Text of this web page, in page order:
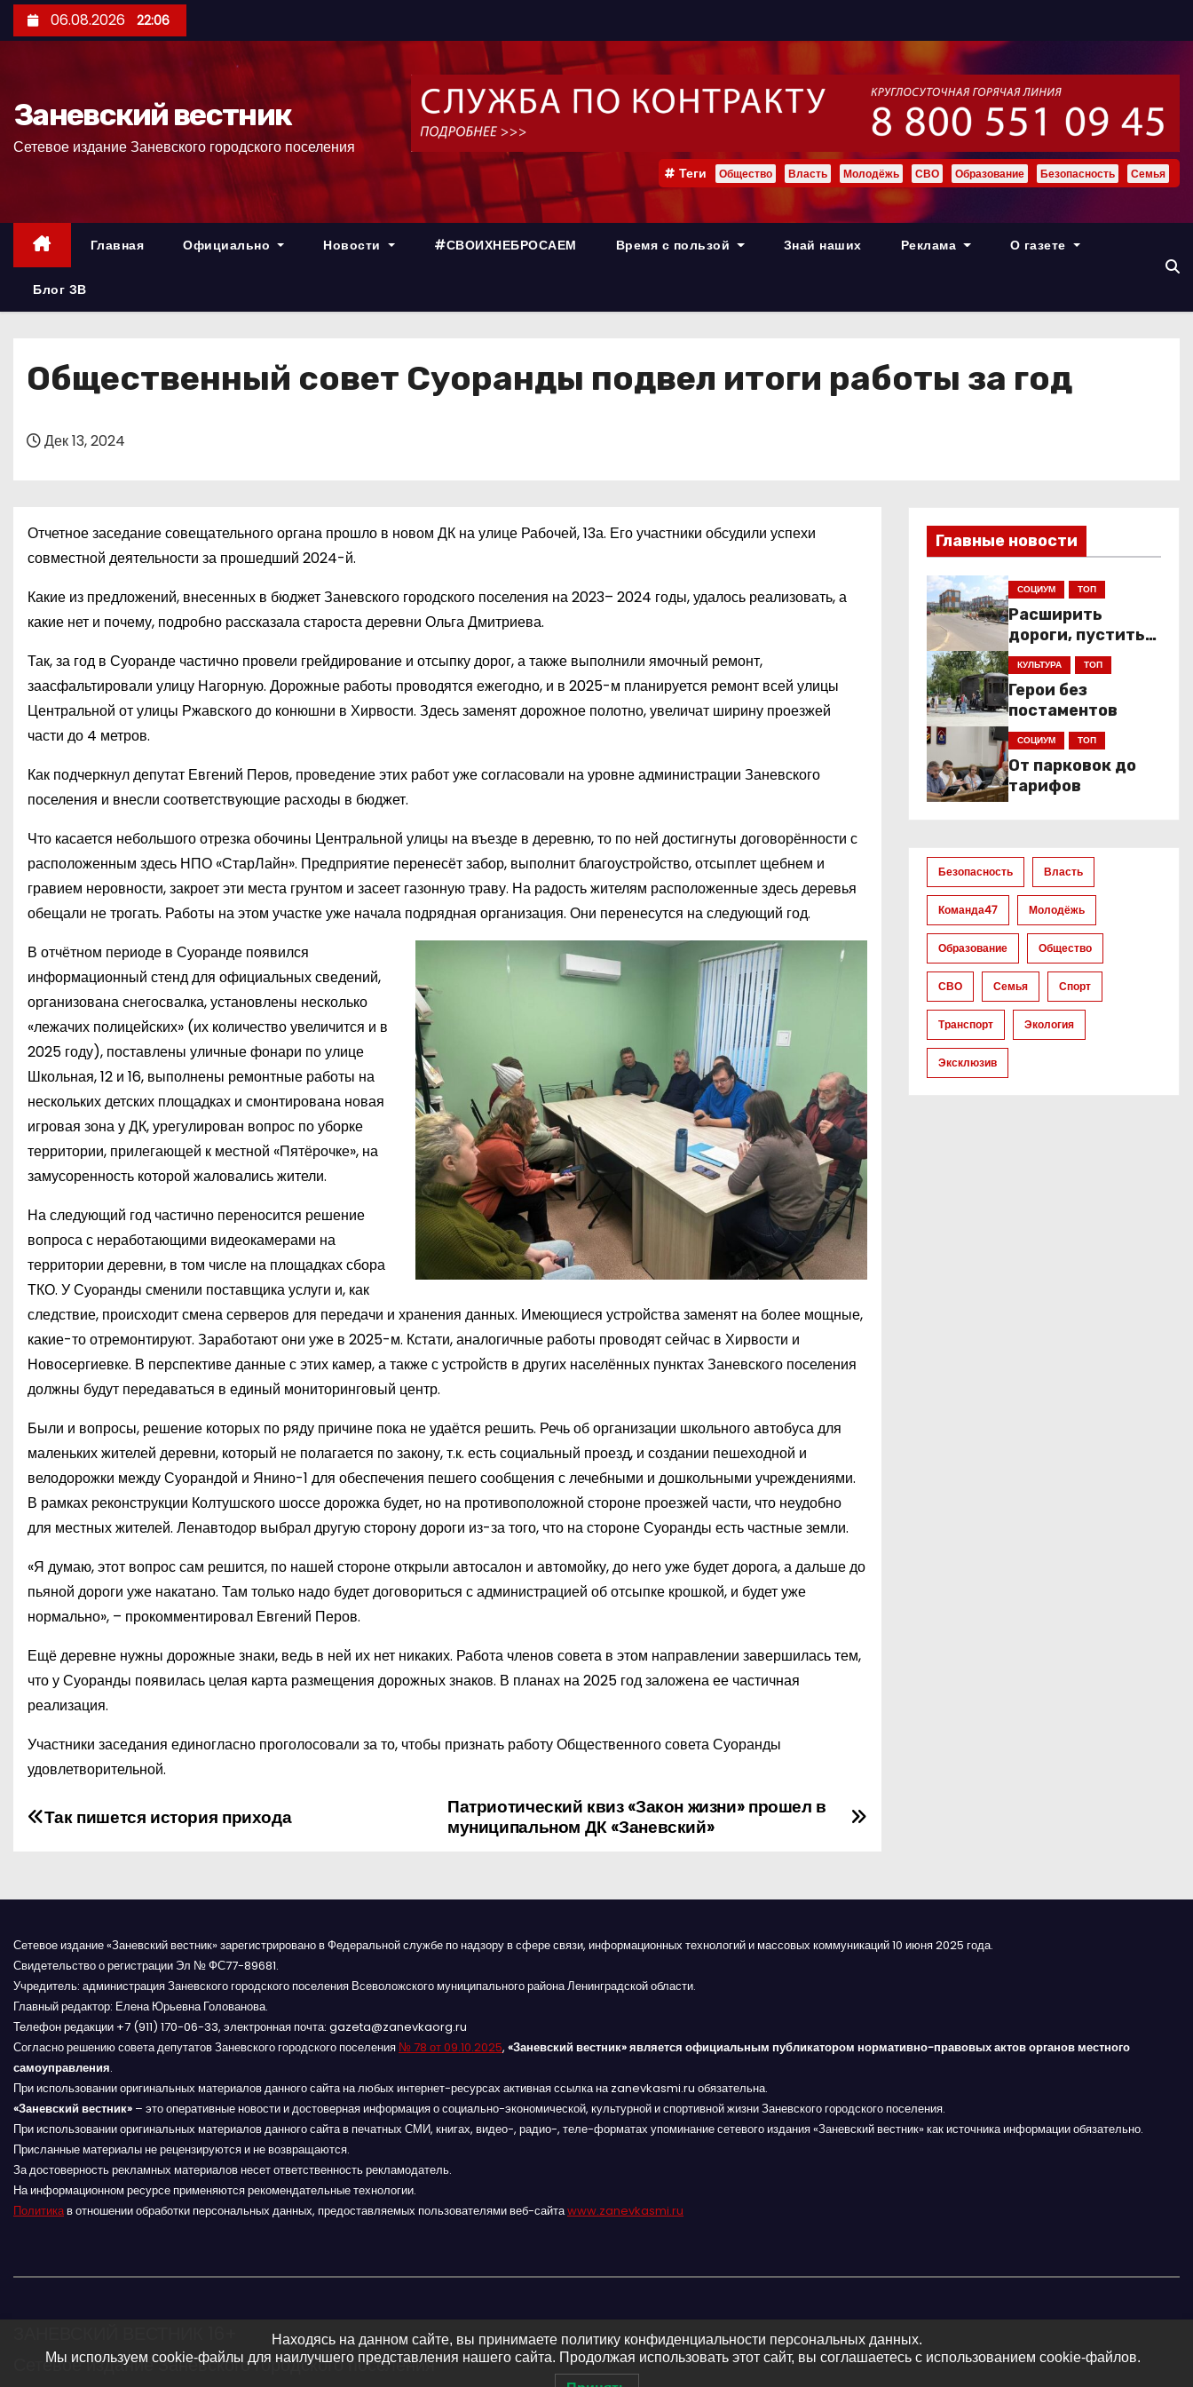
е
р
06.08.2026 22:06
Заневский вестник
Сетевое издание Заневского городского поселения
Теги Общество Власть Молодёжь СВО Образование Безопасность Семья
Главная Официально Новости #СВОИХНЕБРОСАЕМ Время с пользой Знай наших Реклама О газете
Блог ЗВ
Общественный совет Суоранды подвел итоги работы за год
Дек 13, 2024
Отчетное заседание совещательного органа прошло в новом ДК на улице Рабочей, 13а. Его участники обсудили успехи
совместной деятельности за прошедший 2024-й.
Какие из предложений, внесенных в бюджет Заневского городского поселения на 2023– 2024 годы, удалось реализовать, а
какие нет и почему, подробно рассказала староста деревни Ольга Дмитриева.
Так, за год в Суоранде частично провели грейдирование и отсыпку дорог, а также выполнили ямочный ремонт,
заасфальтировали улицу Нагорную. Дорожные работы проводятся ежегодно, и в 2025-м планируется ремонт всей улицы
Центральной от улицы Ржавского до конюшни в Хирвости. Здесь заменят дорожное полотно, увеличат ширину проезжей
части до 4 метров.
Как подчеркнул депутат Евгений Перов, проведение этих работ уже согласовали на уровне администрации Заневского
поселения и внесли соответствующие расходы в бюджет.
Что касается небольшого отрезка обочины Центральной улицы на въезде в деревню, то по ней достигнуты договорённости с
расположенным здесь НПО «СтарЛайн». Предприятие перенесёт забор, выполнит благоустройство, отсыплет щебнем и
гравием неровности, закроет эти места грунтом и засеет газонную траву. На радость жителям расположенные здесь деревья
обещали не трогать. Работы на этом участке уже начала подрядная организация. Они перенесутся на следующий год.
В отчётном периоде в Суоранде появился
информационный стенд для официальных сведений,
организована снегосвалка, установлены несколько
«лежачих полицейских» (их количество увеличится и в
2025 году), поставлены уличные фонари по улице
Школьная, 12 и 16, выполнены ремонтные работы на
нескольких детских площадках и смонтирована новая
игровая зона у ДК, урегулирован вопрос по уборке
территории, прилегающей к местной «Пятёрочке», на
замусоренность которой жаловались жители.
На следующий год частично переносится решение
вопроса с неработающими видеокамерами на
территории деревни, в том числе на площадках сбора
ТКО. У Суоранды сменили поставщика услуги и, как
следствие, происходит смена серверов для передачи и хранения данных. Имеющиеся устройства заменят на более мощные,
какие-то отремонтируют. Заработают они уже в 2025-м. Кстати, аналогичные работы проводят сейчас в Хирвости и
Новосергиевке. В перспективе данные с этих камер, а также с устройств в других населённых пунктах Заневского поселения
должны будут передаваться в единый мониторинговый центр.
Были и вопросы, решение которых по ряду причине пока не удаётся решить. Речь об организации школьного автобуса для
маленьких жителей деревни, который не полагается по закону, т.к. есть социальный проезд, и создании пешеходной и
велодорожки между Суорандой и Янино-1 для обеспечения пешего сообщения с лечебными и дошкольными учреждениями.
В рамках реконструкции Колтушского шоссе дорожка будет, но на противоположной стороне проезжей части, что неудобно
для местных жителей. Ленавтодор выбрал другую сторону дороги из-за того, что на стороне Суоранды есть частные земли.
«Я думаю, этот вопрос сам решится, по нашей стороне открыли автосалон и автомойку, до него уже будет дорога, а дальше до
пьяной дороги уже накатано. Там только надо будет договориться с администрацией об отсыпке крошкой, и будет уже
нормально», – прокомментировал Евгений Перов.
Ещё деревне нужны дорожные знаки, ведь в ней их нет никаких. Работа членов совета в этом направлении завершилась тем,
что у Суоранды появилась целая карта размещения дорожных знаков. В планах на 2025 год заложена ее частичная
реализация.
Участники заседания единогласно проголосовали за то, чтобы признать работу Общественного совета Суоранды
удовлетворительной.
Н
г
а
ц
и
я
п
о
з
Патриотический квиз «Закон жизни» прошел в
муниципальном ДК «Заневский»
Так пишется история прихода
Главные новости
СОЦИУМ ТОП
Расширить
дороги, пустить
низкопольники
КУЛЬТУРА ТОП
Герои без
постаментов
СОЦИУМ ТОП
От парковок до
тарифов
Безопасность Власть
Команда47 Молодёжь
Образование Общество
СВО Семья Спорт
Транспорт Экология
Эксклюзив
Сетевое издание «Заневский вестник» зарегистрировано в Федеральной службе по надзору в сфере связи, информационных технологий и массовых коммуникаций 10 июня 2025 года.
Свидетельство о регистрации Эл № ФС77-89681.
Учредитель: администрация Заневского городского поселения Всеволожского муниципального района Ленинградской области.
Главный редактор: Елена Юрьевна Голованова.
Телефон редакции +7 (911) 170-06-33, электронная почта: gazeta@zanevkaorg.ru
Согласно решению совета депутатов Заневского городского поселения № 78 от 09.10.2025, «Заневский вестник» является официальным публикатором нормативно-правовых актов органов местного
самоуправления.
При использовании оригинальных материалов данного сайта на любых интернет-ресурсах активная ссылка на zanevkasmi.ru обязательна.
«Заневский вестник» – это оперативные новости и достоверная информация о социально-экономической, культурной и спортивной жизни Заневского городского поселения.
При использовании оригинальных материалов данного сайта в печатных СМИ, книгах, видео-, радио-, теле-форматах упоминание сетевого издания «Заневский вестник» как источника информации обязательно.
Присланные материалы не рецензируются и не возвращаются.
За достоверность рекламных материалов несет ответственность рекламодатель.
На информационном ресурсе применяются рекомендательные технологии.
Политикав отношении обработки персональных данных, предоставляемых пользователями веб-сайтаwww.zanevkasmi.ru
Сетевое издание Заневского городского поселения
Находясь на данном сайте, вы принимаете политику конфиденциальности персональных данных.
Мы используем cookie-файлы для наилучшего представления нашего сайта. Продолжая использовать этот сайт, вы соглашаетесь с использованием cookie-файлов.